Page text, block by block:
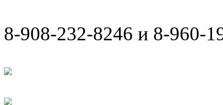
8-908-232-8246 и 8-960-